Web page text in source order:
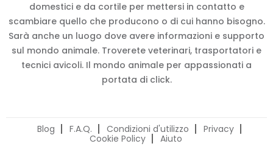
domestici e da cortile per mettersi in contatto e
scambiare quello che producono o di cui hanno bisogno.
Sarà anche un luogo dove avere informazioni e supporto
sul mondo animale. Troverete veterinari, trasportatori e
tecnici avicoli. Il mondo animale per appassionati a
portata di click.
Blog F.A.Q. Condizioni d'utilizzo
Privacy
Cookie Policy
Aiuto